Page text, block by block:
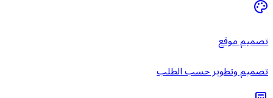
تصميم موقع
تصميم وتطوير حسب الطلب